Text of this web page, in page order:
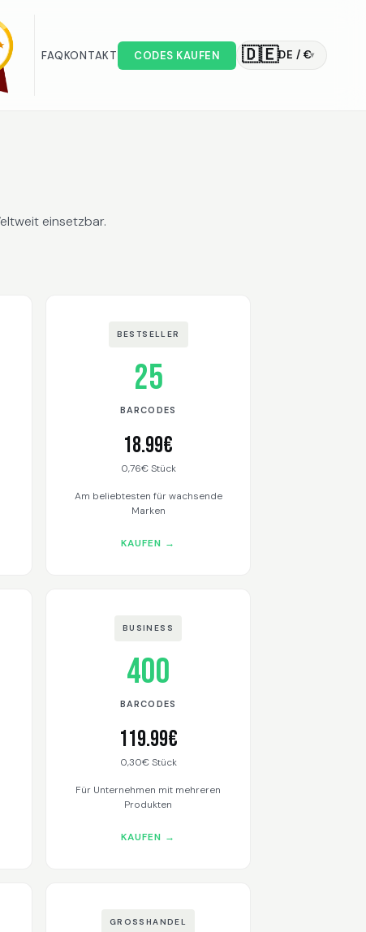
FAQKONTAKT CODES KAUFEN 🇩🇪DE / €▾
einsetzbar.
BESTSELLER
25
BARCODES
18.99€
0,76€ Stück
Am beliebtesten für wachsende
Marken
KAUFEN →
BUSINESS
400
BARCODES
119.99€
0,30€ Stück
Für Unternehmen mit mehreren
Produkten
KAUFEN →
GROSSHANDEL